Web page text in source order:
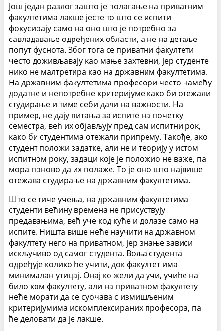
Још један разлог зашто је полагање на приватним
факултетима лакше јесте то што се испити
фокусирају само на оно што је потребно за
савладавање одређених области, а не на детаље
попут фуснота. Због тога се приватни факултети
често доживљавају као мање захтевни, јер студенте
нико не малтретира као на државним факултетима.
На државним факултетима професори често намећу
додатне и непотребне критеријуме како би отежали
студирање и тиме себи дали на важности. На
пример, не дају питања за испите на почетку
семестра, већ их објављују пред сам испитни рок,
како би студентима отежали припрему. Такође, ако
студент положи задатке, али не и теорију у истом
испитном року, задаци које је положио не важе, па
мора поново да их полаже. То је оно што највише
отежава студирање на државним факултетима.
Што се тиче учења, на државним факултетима
студенти већину времена не присуствују
предавањима, већ уче код куће и долазе само на
испите. Ништа више неће научити на државном
факултету него на приватном, јер знање зависи
искључиво од самог студента. Воља студента
одређује колико ће учити, док факултет има
минималан утицај. Онај ко жели да учи, учиће на
било ком факултету, али на приватном факултету
неће морати да се суочава с измишљеним
критеријумима искомплексираних професора, па
ће деловати да је лакше.